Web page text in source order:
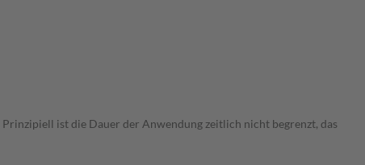
ist die Dauer der Anwendung zeitlich nicht begrenzt, das